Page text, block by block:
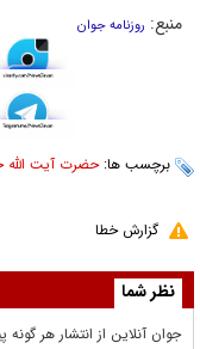
منبع: روزنامه جوان
برچسب ها:حضرت آیت الله
گزارش خطا
نظر شما
جوان آنلاين از انتشار هر